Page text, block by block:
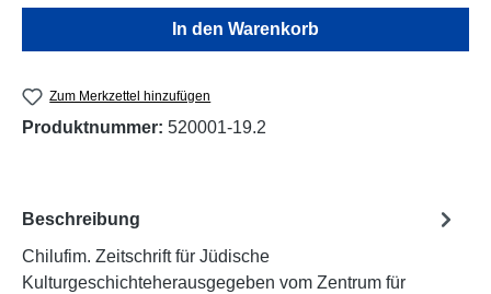
In den Warenkorb
Zum Merkzettel hinzufügen
Produktnummer: 520001-19.2
Beschreibung
Chilufim. Zeitschrift für Jüdische
Kulturgeschichteherausgegeben vom Zentrum für